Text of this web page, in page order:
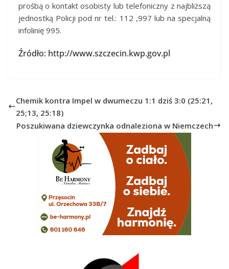
prośbą o kontakt osobisty lub telefoniczny z najbliższą
jednostką Policji pod nr tel.: 112 ,997 lub na specjalną
infolinię 995.
Źródło: http://www.szczecin.kwp.gov.pl
Chemik kontra Impel w dwumeczu 1:1 dziś 3:0 (25:21,
25;13, 25:18)
Poszukiwana dziewczynka odnaleziona w Niemczech